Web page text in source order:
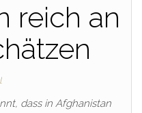
reich an
dass in Afghanistan